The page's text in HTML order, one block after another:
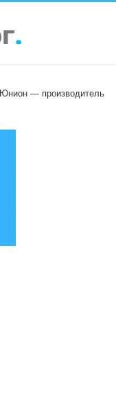
— производитель